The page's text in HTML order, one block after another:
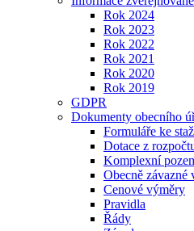
Rok 2024
Rok 2023
Rok 2022
Rok 2021
Rok 2020
Rok 2019
GDPR
Dokumenty obecního
Formuláře ke
Dotace z
Komplexní
Obecně závazné
Cenové výměry
Pravidla
Řády